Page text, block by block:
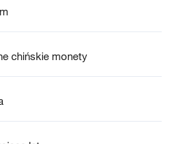
chińskie monety